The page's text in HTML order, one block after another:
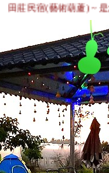
田莊民宿(藝術葫蘆) ~ 是